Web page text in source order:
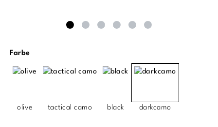
Farbeauswählen
olive tactical camo black darkcamo